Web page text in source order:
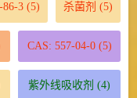
86-3(5) 杀菌剂 (5)
CAS: 557-04-0(5)
紫外线吸收剂 (4)